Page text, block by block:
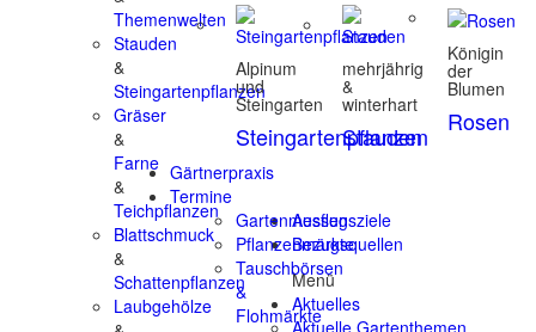
Themenwelten
Stauden
&
Steingartenpflanzen
Gräser
&
Farne
&
Teichpflanzen
Blattschmuck
&
Schattenpflanzen
Laubgehölze
Alpinum
und
Steingarten
Steingartenpflanzen
mehrjährig
&
winterhart
Stauden
Königin
der
Blumen
Rosen
Gärtnerpraxis
Termine
Gartenmessen
Pflanzenmärkte
Tauschbörsen
&
Flohmärkte
Ausflugsziele
Bezugsquellen
Menü
Aktuelles